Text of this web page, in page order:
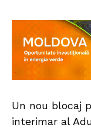
Un nou blocaj
interimar al